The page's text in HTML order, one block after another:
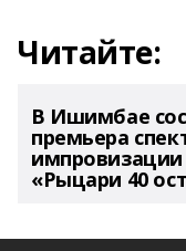
Читайте:
В Ишимбае
премьера
импровизации
«Рыцари 40